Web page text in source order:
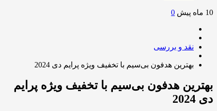
10 ماه پیش 0
نقد و بررسی
بهترین هدفون بی‌سیم با تخفیف ویژه پرایم دی 2024
بهترین هدفون بی‌سیم با تخفیف ویژه پرایم
دی 2024